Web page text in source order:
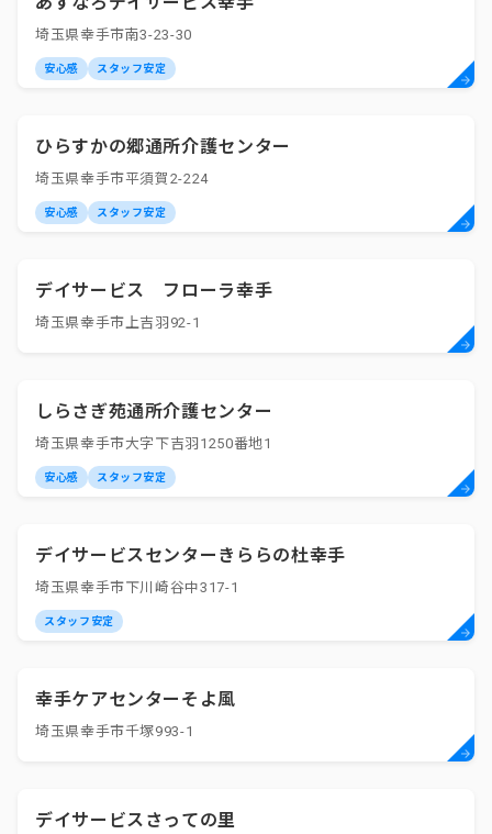
埼玉県幸手市南3-23-30
安心感 スタッフ安定
ひらすかの郷通所介護センター
埼玉県幸手市平須賀2-224
安心感 スタッフ安定
デイサービス フローラ幸手
埼玉県幸手市上吉羽92-1
しらさぎ苑通所介護センター
埼玉県幸手市大字下吉羽1250番地1
安心感 スタッフ安定
デイサービスセンターきららの杜幸手
埼玉県幸手市下川崎谷中317-1
スタッフ安定
幸手ケアセンターそよ風
埼玉県幸手市千塚993-1
デイサービスさっての里